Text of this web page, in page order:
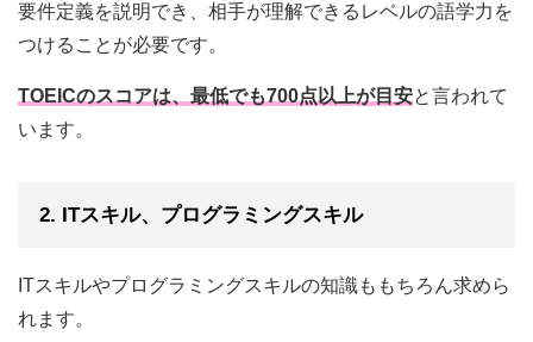
要件定義を説明でき、相手が理解できるレベルの語学力を
つけることが必要です。
TOEICのスコアは、最低でも700点以上が目安と言われて
います。
2. ITスキル、プログラミングスキル
ITスキルやプログラミングスキルの知識ももちろん求めら
れます。